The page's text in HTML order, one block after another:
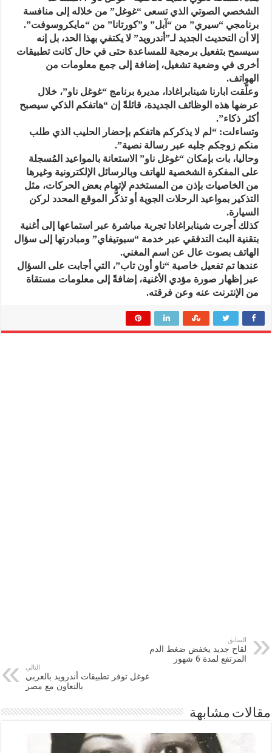
الشخصي الصوتي الذي تسعى “غوغل” من خلاله إلى منافسة
برنامجي “سيري” من “آبل” و”كورتانا” من “مايكروسوفت”.
إلا أن التحديث الجديد لـ”أندرويد” لا يكتفي بهذا الحد، بل إنه
سيسمح بتفعيل برمجية للمساعدة حتى في حال كانت تطبيقات
أخرى في وضعية تشغيل، إضافة إلى جمع معلومات من
الهواتف.
وعلّقت ابارنا شينابراغادا، مديرة برنامج “غوغل ناو”، خلال
عرضها هذه الوظائف الجديدة، قائلةً إن “هاتفكم الذكي سيصبح
أكثر ذكاء”.
وتساءلت: “لم لا يذكركم هاتفكم بإحضار الحليب الذي طلب
منكم زوجكم جلبه عبر رسالة نصية”.
وحاليا، بات بإمكان “غوغل ناو” الاستعانة بالمواعيد المُسجلة
على المفكرة الشخصية للهاتف وبالرسائل الإلكترونية وغيرها
من الخاصيات بإذن من المستخدم لإتمام بعض الحركات، مثل
التذكير بمواعيد الرحلات الجوية أو تذكُّر الموقع المحدد لركن
السيارة.
كذلك أجرت شينابراغادا تجربة مباشرة عبر استماعها إلى أغنية
بتقنية البث التدفقي عبر خدمة “سبوتيفاي” ومبادرتها إلى سؤال
الهاتف بصوت عال عن اسم المغني.
عندها تم تفعيل خاصية “ناو أون تاب”، التي أجابت على السؤال
عبر إظهار صورة مؤدي الأغنية، إضافةً إلى معلومات مستقاة
من الإنترنت عنه وعن فرقته.
السابق
لقاح جديد يخفض ضغط الدم
المرتفع لمدة 6 شهور
التالي
غوغل توفر تطبيقات أندرويد بالعربي
بالتعاون مع مصر
مقالات مشابهة